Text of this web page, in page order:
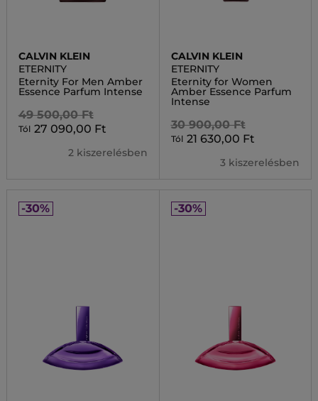
CALVIN KLEIN
ETERNITY
Eternity For Men Amber
Essence Parfum Intense
49 500,00 Ft
Tól 27 090,00 Ft
2 kiszerelésben
CALVIN KLEIN
ETERNITY
Eternity for Women
Amber Essence Parfum
Intense
30 900,00 Ft
Tól 21 630,00 Ft
3 kiszerelésben
-30% -30%